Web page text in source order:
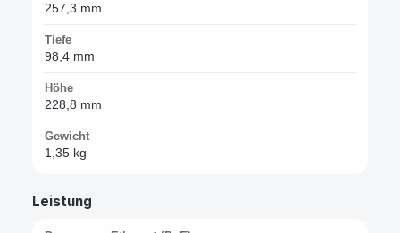
257,3 mm
Tiefe
98,4 mm
Höhe
228,8 mm
Gewicht
1,35 kg
Leistung